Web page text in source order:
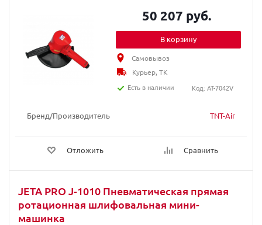
Бренд/Производитель TNT-Air
Отложить Сравнить
50 207 руб.
В корзину
Самовывоз
Курьер, ТК
Есть в наличии
Код: AT-7042V
JETA PRO J-1010 Пневматическая прямая
ротационная шлифовальная мини-
машинка